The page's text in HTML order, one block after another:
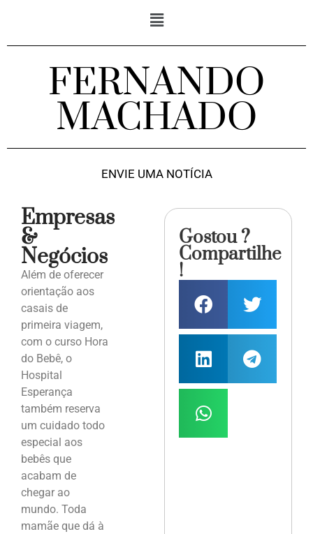
FERNANDO
MACHADO
ENVIE UMA NOTÍCIA
Empresas
&
Negócios
Além de oferecer
orientação aos
casais de
primeira viagem,
com o curso Hora
do Bebê, o
Hospital
Esperança
também reserva
um cuidado todo
especial aos
bebês que
acabam de
chegar ao
mundo. Toda
mamãe que dá à
Gostou ?
Compartilhe
!